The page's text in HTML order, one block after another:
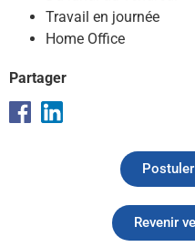
Travail en journée
Home Office
Partager
Revenir